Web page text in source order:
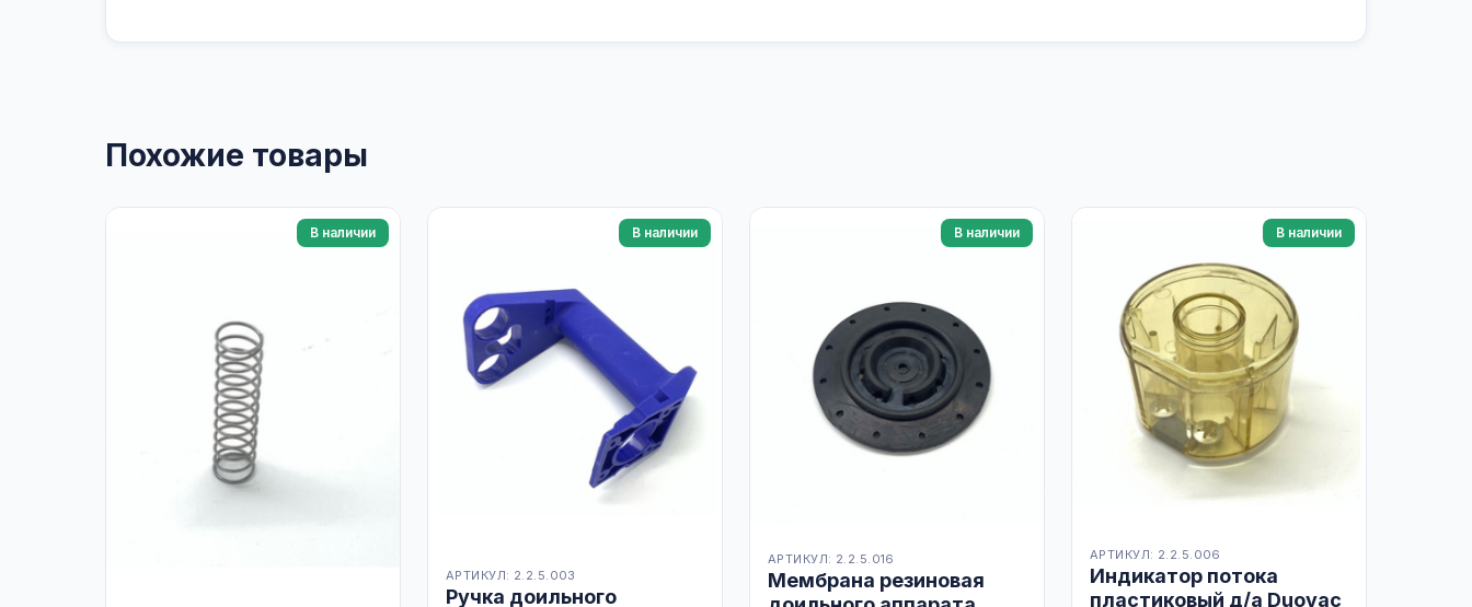
Похожие товары
В наличии В наличии
АРТИКУЛ: 2.2.5.003
Ручка доильного
В наличии
АРТИКУЛ: 2.2.5.016
Мембрана резиновая
В наличии
АРТИКУЛ: 2.2.5.006
Индикатор потока
пластиковый д/а Duovac